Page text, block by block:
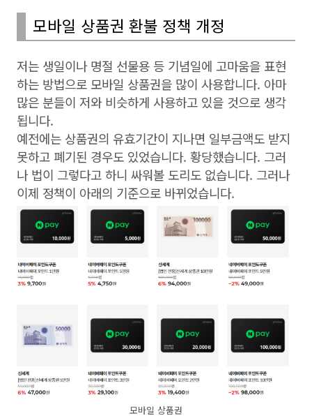
모바일 상품권 환불 정책 개정
저는 생일이나 명절 선물용 등 기념일에 고마움을 표현
하는 방법으로 모바일 상품권을 많이 사용합니다. 아마
많은 분들이 저와 비슷하게 사용하고 있을 것으로 생각
됩니다.
예전에는 상품권의 유효기간이 지나면 일부금액도 받지
못하고 폐기된 경우도 있었습니다. 황당했습니다. 그러
나 법이 그렇다고 하니 싸워볼 도리도 없습니다. 그러나
이제 정책이 아래의 기준으로 바뀌었습니다.
모바일 상품권